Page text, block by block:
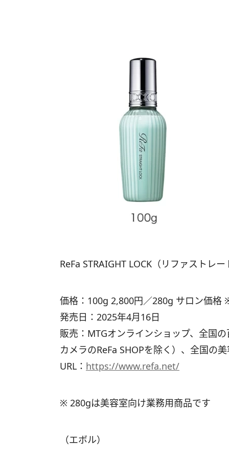
ReFa STRAIGHT LOCK（リファストレ
価格：100g 2,800円／280g サロン価格
発売日：2025年4月16日
販売：MTGオンラインショップ、全国
カメラのReFa SHOPを除く）、全国の
URL： https://www.refa.net/
※ 280gは美容室向け業務用商品です
（エボル）